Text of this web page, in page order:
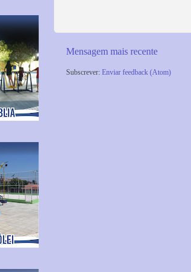
Mensagem mais recente
Subscrever: Enviar feedback (Atom)